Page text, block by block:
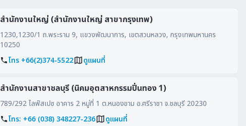
สำนักงานใหญ่ (สำนักงานใหญ่ สาขากรุงเทพ)
1230,1230/1 ถ.พระราม 9, แขวงพัฒนาการ, เขตสวนหลวง, กรุงเทพมหานคร
10250
โทร +66(2)374-5522
ดูแผนที่
สำนักงานสาขาชลบุรี (นิคมอุตสาหกรรมปิ่นทอง 1)
789/292 ไลฟ์สเปซ อาคาร 2 หมู่ที่ 1 ต.หนองขาม อ.ศรีราชา จ.ชลบุรี 20230
โทร: +66 (038) 348227-236
ดูแผนที่